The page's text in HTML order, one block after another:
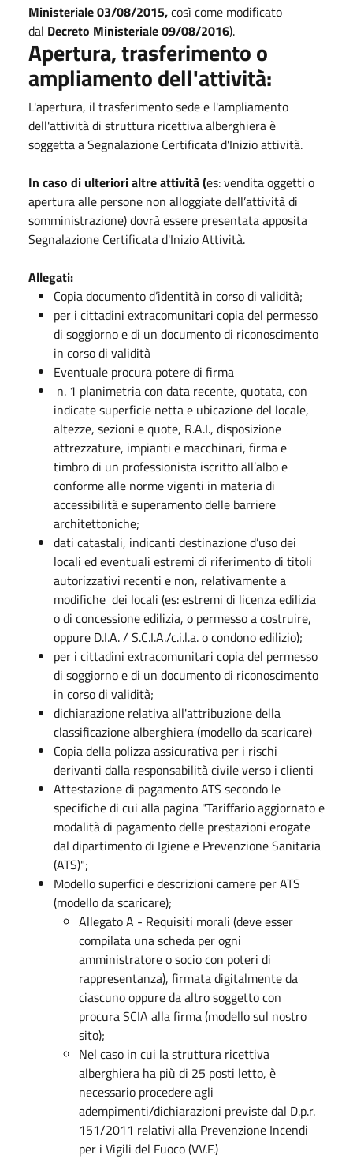
Ministeriale 03/08/2015,così come modificato
dal Decreto Ministeriale 09/08/2016).
Apertura, trasferimento o
ampliamento dell'attività:
L'apertura, il trasferimento sede e l'ampliamento
dell'attività di struttura ricettiva alberghiera è
soggetta a Segnalazione Certificata d'Inizio attività.
In caso di ulteriori altre attività (es: vendita oggetti o
apertura alle persone non alloggiate dell’attività di
somministrazione) dovrà essere presentata apposita
Segnalazione Certificata d'Inizio Attività.
Allegati:
Copia documento d’identità in corso di validità;
per i cittadini extracomunitari copia del permesso
di soggiorno e di un documento di riconoscimento
in corso di validità
Eventuale procura potere di firma
n. 1 planimetria con data recente, quotata, con
indicate superficie netta e ubicazione del locale,
altezze, sezioni e quote, R.A.I., disposizione
attrezzature, impianti e macchinari, firma e
timbro di un professionista iscritto all’albo e
conforme alle norme vigenti in materia di
accessibilità e superamento delle barriere
architettoniche;
dati catastali, indicanti destinazione d’uso dei
locali ed eventuali estremi di riferimento di titoli
autorizzativi recenti e non, relativamente a
modifiche dei locali (es: estremi di licenza edilizia
o di concessione edilizia, o permesso a costruire,
oppure D.I.A. / S.C.I.A./c.i.l.a. o condono edilizio);
per i cittadini extracomunitari copia del permesso
di soggiorno e di un documento di riconoscimento
in corso di validità;
dichiarazione relativa all'attribuzione della
classificazione alberghiera (modello da scaricare)
Copia della polizza assicurativa per i rischi
derivanti dalla responsabilità civile verso i clienti
Attestazione di pagamento ATS secondo le
specifiche di cui alla pagina "Tariffario aggiornato e
modalità di pagamento delle prestazioni erogate
dal dipartimento di Igiene e Prevenzione Sanitaria
(ATS)";
Modello superfici e descrizioni camere per ATS
(modello da scaricare);
Allegato A - Requisiti morali (deve esser
compilata una scheda per ogni
amministratore o socio con poteri di
rappresentanza), firmata digitalmente da
ciascuno oppure da altro soggetto con
procura SCIA alla firma (modello sul nostro
sito);
Nel caso in cui la struttura ricettiva
alberghiera ha più di 25 posti letto, è
necessario procedere agli
adempimenti/dichiarazioni previste dal D.p.r.
151/2011 relativi alla Prevenzione Incendi
per i Vigili del Fuoco (VV.F.)